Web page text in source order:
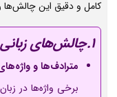
کامل و دقیق این
1.چالش‌های زبانی
مترادف‌ها و
برخی واژه‌ها در